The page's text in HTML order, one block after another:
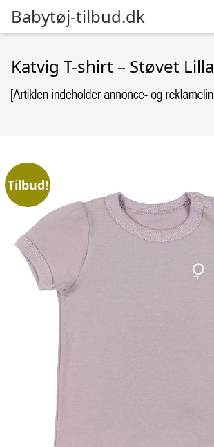
Babytøj-tilbud.dk
Katvig T-shirt – Støvet Lilla
Tilbud!